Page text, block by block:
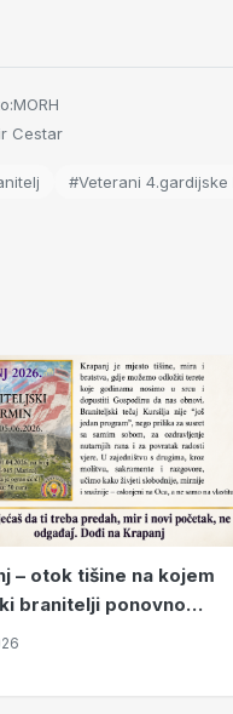
Cestar
#Veterani 4.gardijske
– otok tišine na kojem
branitelji ponovno
mir